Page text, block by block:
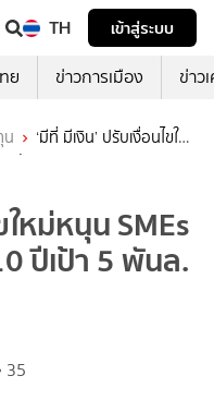
TH
เข้าสู่ระบบ
ย ข่าวการเมือง ข่าว
น
‘มีที่ มีเงิน’ ปรับเงื่อนไขใหม่
พันล.
ใหม่หนุน SMEs
ปีเป้า 5 พันล.
35